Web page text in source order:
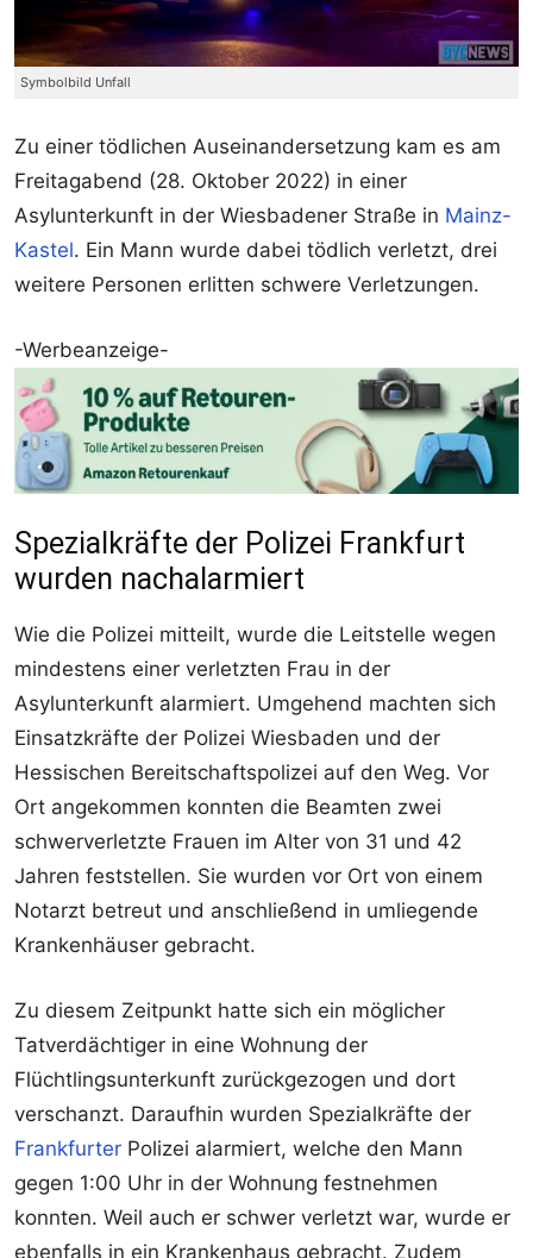
Symbolbild Unfall
Zu einer tödlichen Auseinandersetzung kam es am
Freitagabend (28. Oktober 2022) in einer
Asylunterkunft in der Wiesbadener Straße in Mainz-
Kastel. Ein Mann wurde dabei tödlich verletzt, drei
weitere Personen erlitten schwere Verletzungen.
-Werbeanzeige-
Spezialkräfte der Polizei Frankfurt
wurden nachalarmiert
Wie die Polizei mitteilt, wurde die Leitstelle wegen
mindestens einer verletzten Frau in der
Asylunterkunft alarmiert. Umgehend machten sich
Einsatzkräfte der Polizei Wiesbaden und der
Hessischen Bereitschaftspolizei auf den Weg. Vor
Ort angekommen konnten die Beamten zwei
schwerverletzte Frauen im Alter von 31 und 42
Jahren feststellen. Sie wurden vor Ort von einem
Notarzt betreut und anschließend in umliegende
Krankenhäuser gebracht.
Zu diesem Zeitpunkt hatte sich ein möglicher
Tatverdächtiger in eine Wohnung der
Flüchtlingsunterkunft zurückgezogen und dort
verschanzt. Daraufhin wurden Spezialkräfte der
Frankfurter Polizei alarmiert, welche den Mann
gegen 1:00 Uhr in der Wohnung festnehmen
konnten. Weil auch er schwer verletzt war, wurde er
ebenfalls in ein Krankenhaus gebracht. Zudem